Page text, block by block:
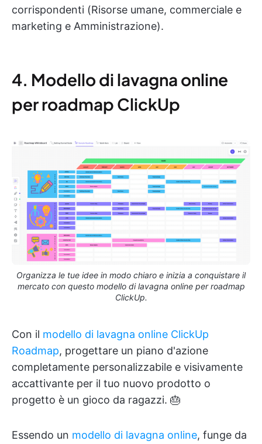
corrispondenti (Risorse umane, commerciale e
marketing e Amministrazione).
4. Modello di lavagna online
per roadmap ClickUp
Organizza le tue idee in modo chiaro e inizia a conquistare il
mercato con questo modello di lavagna online per roadmap
ClickUp.
Con il modello di lavagna online ClickUp
Roadmap, progettare un piano d'azione
completamente personalizzabile e visivamente
accattivante per il tuo nuovo prodotto o
progetto è un gioco da ragazzi. 🎂
Essendo un modello di lavagna online, funge da